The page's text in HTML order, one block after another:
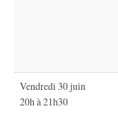
Vendredi 30 juin
20h à 21h30